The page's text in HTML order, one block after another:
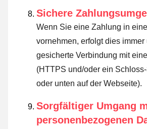
Sichere
Wenn Sie eine Zahlung in
vornehmen, erfolgt dies immer
gesicherte Verbindung mit
(HTTPS und/oder ein
oder unten auf der Webseite).
Sorgfältiger Umgang
personenbezogenen